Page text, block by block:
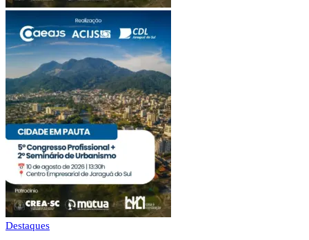
Destaques